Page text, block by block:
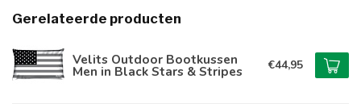
Gerelateerde producten
Velits Outdoor Bootkussen
Men in Black Stars & Stripes €44,95